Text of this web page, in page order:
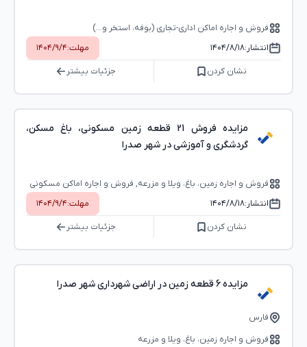
فروش و اجاره اماکن اداری-تجاری (بوفه، استخر و...)
انتشار:۱۴۰۴/۸/۱۸ مهلت:۱۴۰۴/۹/۴
نشان کردن جزئیات بیشتر
مزایده فروش 21 قطعه زمین مسکونی، باغ مسکن،
گردشگری و آموزشی در شهر صدرا
فروش و اجاره زمین، باغ، ویلا و مزرعه, فروش و اجاره اماکن مسکونی
(ملک و ساختمان), فروش و اجاره اماکن اداری-تجاری (بوفه، استخر و...)
انتشار:۱۴۰۴/۸/۱۸ مهلت:۱۴۰۴/۹/۴
نشان کردن جزئیات بیشتر
مزایده 6 قطعه زمین در اراضی شهرداری شهر صدرا
فارس
فروش و اجاره زمین، باغ، ویلا و مزرعه